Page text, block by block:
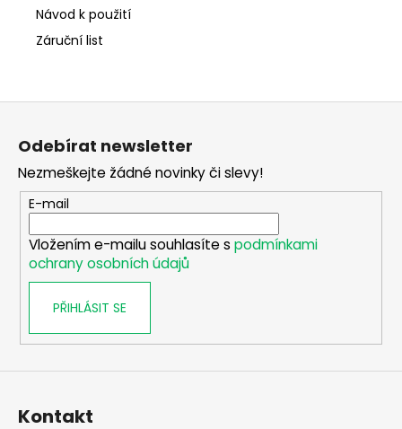
Návod k použití
Záruční list
Z
Odebírat newsletter
Nezmeškejte žádné novinky či slevy!
E-mail
Vložením e-mailu souhlasíte s podmínkami
ochrany osobních údajů
PŘIHLÁSIT SE
Kontakt